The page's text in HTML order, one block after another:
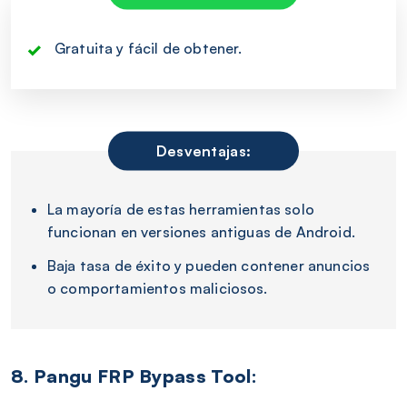
Gratuita y fácil de obtener.
Desventajas:
La mayoría de estas herramientas solo
funcionan en versiones antiguas de Android.
Baja tasa de éxito y pueden contener anuncios
o comportamientos maliciosos.
8. Pangu FRP Bypass Tool: